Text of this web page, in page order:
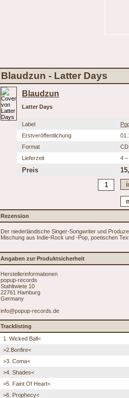
Blaudzun - Latter Days
Blaudzun
Latter Days
Label
Erstveröffentlichung
Format
CD
Lieferzeit
4 –
Preis
Rezension
Der niederländische Singer-Songwriter und
Mischung aus Indie-Rock und -Pop, poetischen
Angaben zur Produktsicherheit
Herstellerinformationen
popup-records
Stahltwiete 10
22761 Hamburg
Germany
info@popup-records.de
Tracklisting
1. Wicked Ball<
>2.Bonfire<
>3. Coma<
>4. Shades<
>5. Faint Of Heart<
>6. Prophecy<